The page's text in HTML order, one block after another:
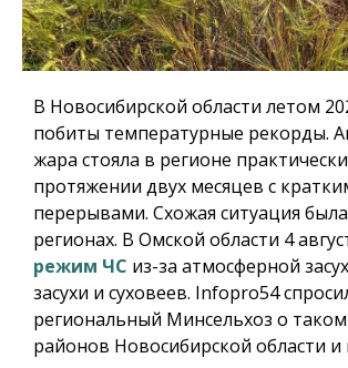
В Новосибирской области летом
побиты температурные рекорды.
жара стояла в регионе
протяжении двух месяцев с
перерывами. Схожая ситуация
регионах. В Омской области 4
режим ЧС из-за атмосферной
засухи и суховеев. Infopro54
региональный Минсельхоз о
районов Новосибирской области и